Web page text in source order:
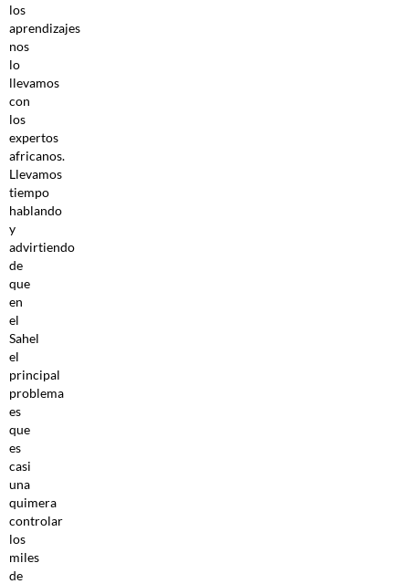
los
aprendizajes
nos
lo
llevamos
con
los
expertos
africanos.
Llevamos
tiempo
hablando
y
advirtiendo
de
que
en
el
Sahel
el
principal
problema
es
que
es
casi
una
quimera
controlar
los
miles
de